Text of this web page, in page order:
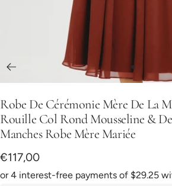
Aller
slide
1
Robe De Cérémonie Mère De La
Rouille Col Rond Mousseline &
Manches Robe Mère Mariée
Prix
de
€117,00